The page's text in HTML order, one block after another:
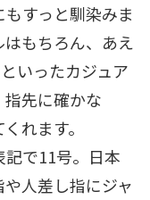
すっと馴染みま
もちろん、あえ
いったカジュア
先に確かな
れます。
記で11号。日本
人差し指にジャ